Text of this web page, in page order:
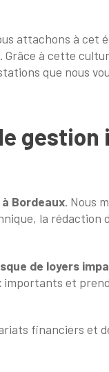
attachons à
à cette
que nous
gestion
Bordeaux. Nous
la rédaction
de loyers
et
financiers et